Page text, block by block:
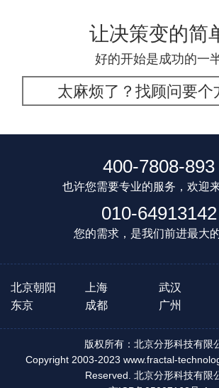
让决策变的简
好的开始是成功的一
太麻烦了？找顾问要个
400-7808-893
也许您需要专业的服务，欢迎
010-64913142
您的需求，是我们前进最大
北京朝阳 上海 武汉
东京
成都 广州
版权所有：北京分形科技有限
Copyright 2003-2023 www.fractal-
Reserved. 北京分形科技有限